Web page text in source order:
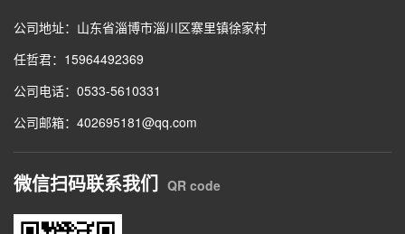
公司地址：山东省淄博市淄川区寨里镇徐家村
任哲君：15964492369
公司电话：0533-5610331
公司邮箱：402695181@qq.com
微信扫码联系我们 QR code